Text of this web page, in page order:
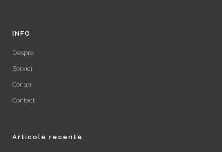
INFO
Despre
Servicii
Corian
Contact
Articole recente